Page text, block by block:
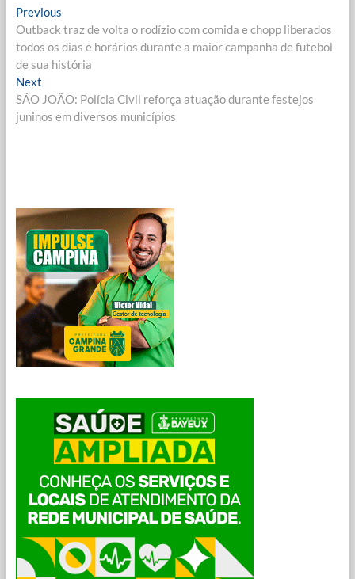
Navegação
de
Post
PreviousPrevious
post:
Outback traz de volta o rodízio com comida e chopp liberados
todos os dias e horários durante a maior campanha de futebol
de sua história
NextNext
post:
SÃO JOÃO: Polícia Civil reforça atuação durante festejos
juninos em diversos municípios